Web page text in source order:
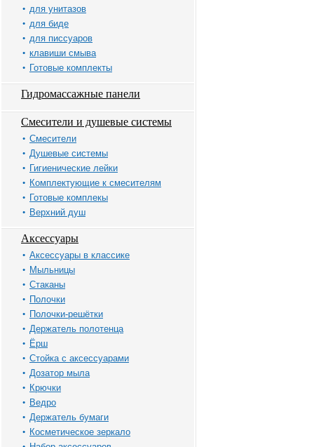
для унитазов
для биде
для писсуаров
клавиши смыва
Готовые комплекты
Гидромассажные панели
Смесители и душевые системы
Смесители
Душевые системы
Гигиенические лейки
Комплектующие к смесителям
Готовые комплекы
Верхний душ
Аксессуары
Аксессуары в классике
Мыльницы
Стаканы
Полочки
Полочки-решётки
Держатель полотенца
Ёрш
Стойка с аксессуарами
Дозатор мыла
Крючки
Ведро
Держатель бумаги
Косметическое зеркало